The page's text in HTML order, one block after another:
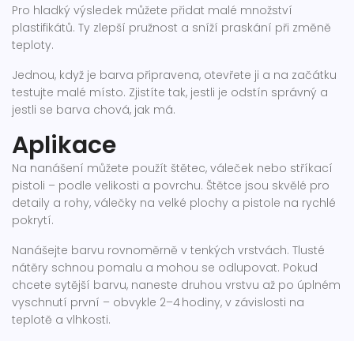
Pro hladký výsledek můžete přidat malé množství
plastifikátů. Ty zlepší pružnost a sníží praskání při změně
teploty.
Jednou, když je barva připravena, otevřete ji a na začátku
testujte malé místo. Zjistíte tak, jestli je odstín správný a
jestli se barva chová, jak má.
Aplikace
Na nanášení můžete použít štětec, váleček nebo stříkací
pistoli – podle velikosti a povrchu. Štětce jsou skvělé pro
detaily a rohy, válečky na velké plochy a pistole na rychlé
pokrytí.
Nanášejte barvu rovnoměrně v tenkých vrstvách. Tlusté
nátěry schnou pomalu a mohou se odlupovat. Pokud
chcete sytější barvu, naneste druhou vrstvu až po úplném
vyschnutí první – obvykle 2–4 hodiny, v závislosti na
teplotě a vlhkosti.